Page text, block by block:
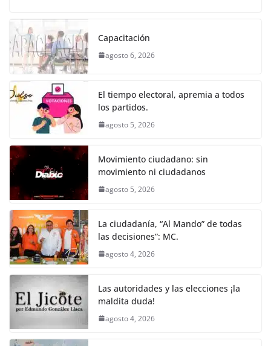
k
c
e
b
o
o
k
itt
er s
A
p
e
n
er
Capacitación
agosto 6, 2026
El tiempo electoral, apremia a todos
los partidos.
agosto 5, 2026
Movimiento ciudadano: sin
movimiento ni ciudadanos
agosto 5, 2026
La ciudadanía, “Al Mando” de todas
las decisiones”: MC.
agosto 4, 2026
Las autoridades y las elecciones ¡la
maldita duda!
agosto 4, 2026